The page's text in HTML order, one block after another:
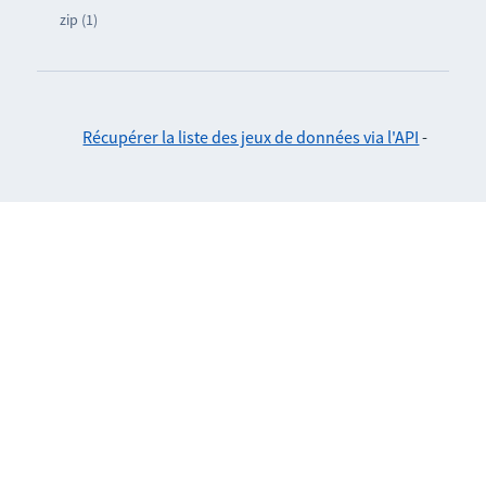
zip (1)
Récupérer la liste des jeux de données via l'API -